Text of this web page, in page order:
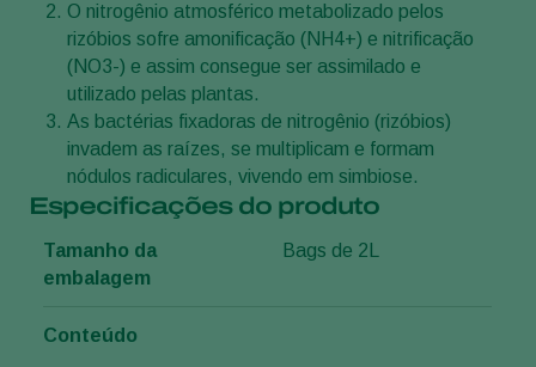
O nitrogênio atmosférico metabolizado pelos
rizóbios sofre amonificação (NH4+) e nitrificação
(NO3-) e assim consegue ser assimilado e
utilizado pelas plantas.
As bactérias fixadoras de nitrogênio (rizóbios)
invadem as raízes, se multiplicam e formam
nódulos radiculares, vivendo em simbiose.
Especificações do produto
Tamanho da
embalagem
Bags de 2L
Conteúdo